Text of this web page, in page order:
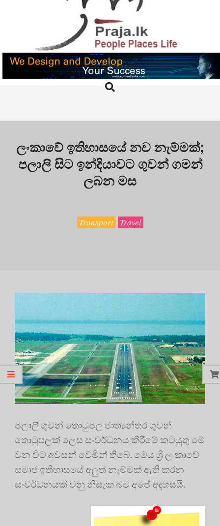
PRAJA.LK
Search
ලංකාවේ ඉතිහාසයේ නව නැම්මක්;
පලාලි සිට ඉන්දියාවට ගුවන් ගමන්
ලබන මස
Transport Travel
පලාලි ගුවන් තොටුපල ජාත්‍යන්තර ගුවන්
තොටුපලක් ලෙස සංවර්ධනය කිරීමේ කටයුතු මේ
වන විට අවසන් වෙමින් තිබේ. මෙය ශ්‍රී ලංකාවේ
සමාජ ඉතිහාසයේ අලුත් නැම්මක් ඇති කරන
සංවර්ධනයක් වනු නිසැක බව අපේ අදහසයි.